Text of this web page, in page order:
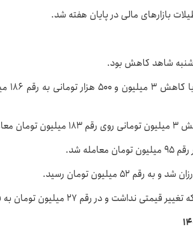
شنبه شاهد کاهش بود.
شد.
۵۲ میلیون تومان رسید.
و در رقم ۲۷ میلیون تومان به فروش رسید.